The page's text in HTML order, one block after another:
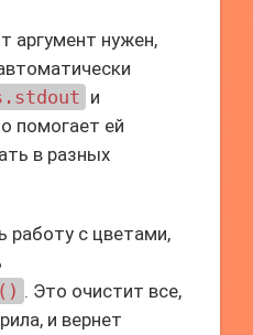
аргумент нужен,
и
помогает ей
в разных
работу с цветами,
. Это очистит все,
и вернет